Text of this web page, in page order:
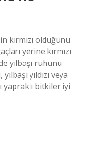
kırmızı olduğunu
yerine kırmızı
yılbaşı ruhunu
yıldızı veya
yapraklı bitkiler iyi